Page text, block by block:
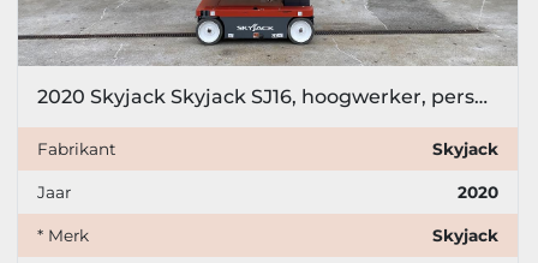
2020 Skyjack Skyjack SJ16, hoogwerker, personenlift, 6,8 meter
Fabrikant Skyjack
Jaar 2020
* Merk Skyjack